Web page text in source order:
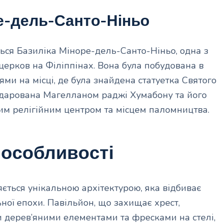
дель-Санто-Ніньо
Базиліка Міноре-дель-Санто-Ніньо, одна з
на Філіппінах. Вона була побудована в
на місці, де була знайдена статуетка Святого
Магелланом раджі Хумабону та його
релігійним центром та місцем паломництва.
унікальною архітектурою, яка відбиває
епохи. Павільйон, що захищає хрест,
елементами та фресками на стелі,